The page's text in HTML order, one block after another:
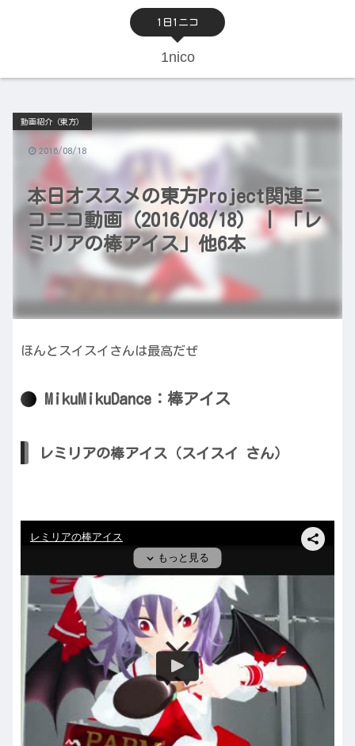
1日1ニコ
1nico
本日オススメの東方Project関連ニ
コニコ動画（2016/08/18） | 「レ
ミリアの棒アイス」他6本
動画紹介（東方）
2016/08/18
ほんとスイスイさんは最高だぜ
MikuMikuDance：棒アイス
レミリアの棒アイス（スイスイ さん）